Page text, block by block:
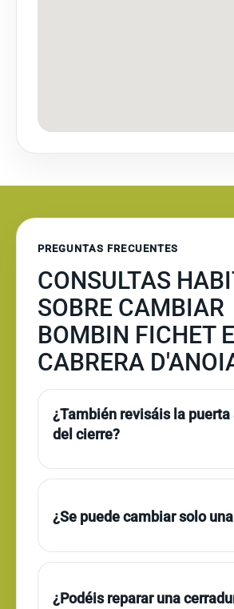
PREGUNTAS FRECUENTES
CONSULTAS
SOBRE CAMBIAR
BOMBIN FICHET
CABRERA
¿También revisáis la puerta
del cierre?
¿Se puede cambiar solo
¿Podéis reparar una